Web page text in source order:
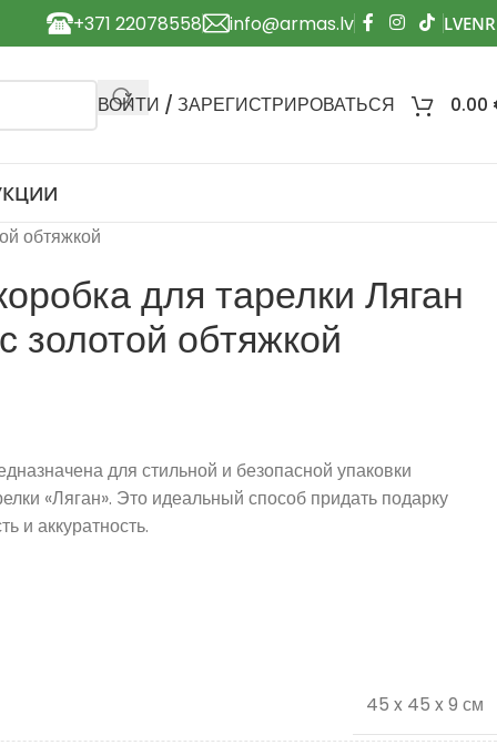
+371 22078558 info@armas.lv
ВОЙТИ / ЗАРЕГИСТРИРОВАТЬСЯ 0.00
обтяжкой
для тарелки Ляган
золотой обтяжкой
для стильной и безопасной упаковки
«Ляган». Это идеальный способ придать подарку
и аккуратность.
45 x 45 x 9 см